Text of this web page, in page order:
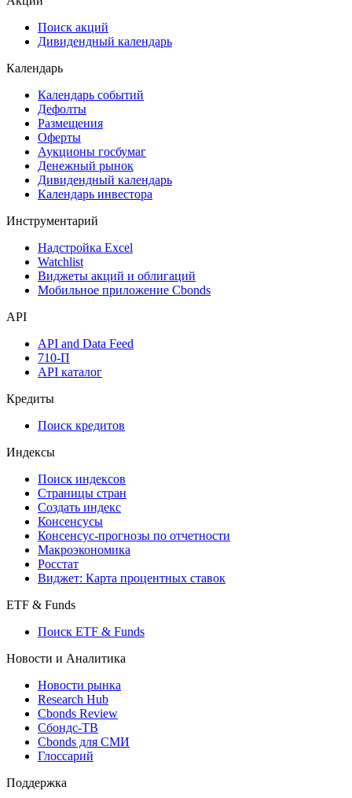
Поиск акций
Дивидендный календарь
Календарь
Календарь событий
Дефолты
Размещения
Оферты
Аукционы госбумаг
Денежный рынок
Дивидендный календарь
Календарь инвестора
Инструментарий
Надстройка Excel
Watchlist
Виджеты акций и облигаций
Мобильное приложение Cbonds
API
API and Data Feed
710-П
API каталог
Кредиты
Поиск кредитов
Индексы
Поиск индексов
Страницы стран
Создать индекс
Консенсусы
Консенсус-прогнозы по отчетности
Макроэкономика
Росстат
Виджет: Карта процентных ставок
ETF & Funds
Поиск ETF & Funds
Новости и Аналитика
Новости рынка
Research Hub
Cbonds Review
Сбондс-ТВ
Cbonds для СМИ
Глоссарий
Поддержка